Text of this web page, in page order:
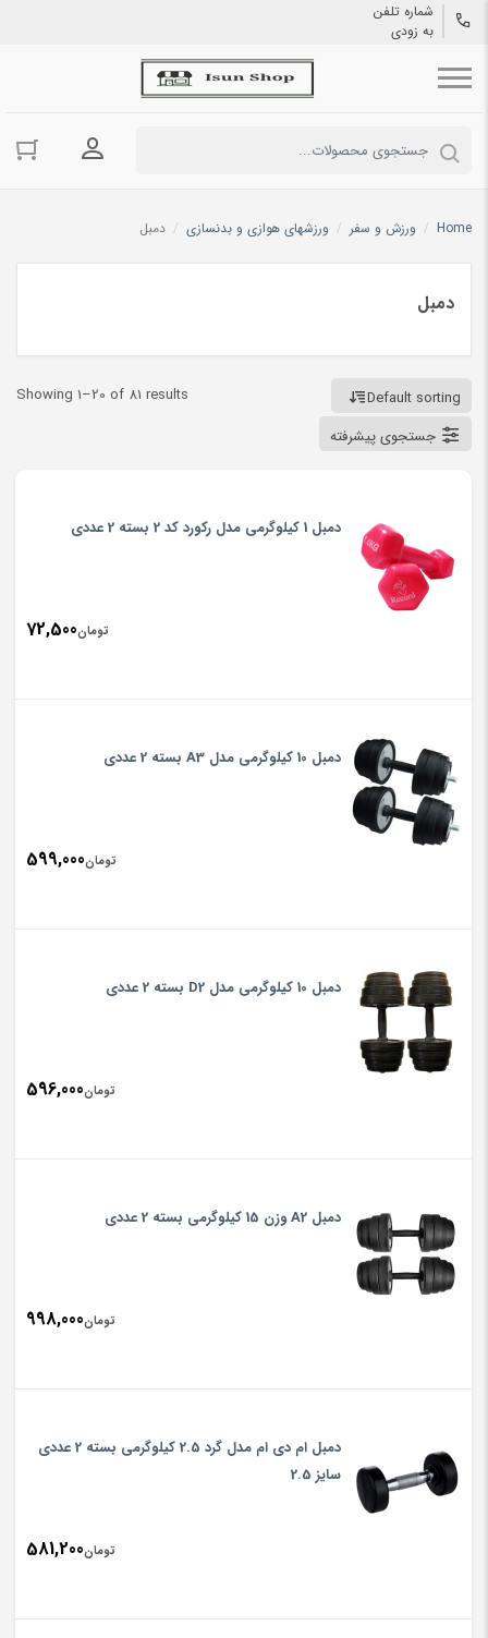
شماره تلفن
به زودی
ورود به
Home
/ ورزش و سفر / ورزشهای هوازی و بدنسازی / دمبل
دمبل
Showing 1–20 of 81 results
Default sorting
جستجوی پیشرفته
دمبل 1 کیلوگرمی مدل رکورد کد 2 بسته 2 عددی
تومان72,500
دمبل 10 کیلوگرمی مدل A3 بسته 2 عددی
تومان599,000
دمبل 10 کیلوگرمی مدل D2 بسته 2 عددی
تومان596,000
دمبل A2 وزن 15 کیلوگرمی بسته 2 عددی
تومان998,000
دمبل ام دی ام مدل گرد 2.5 کیلوگرمی بسته 2 عددی
سایز 2.5
تومان581,200